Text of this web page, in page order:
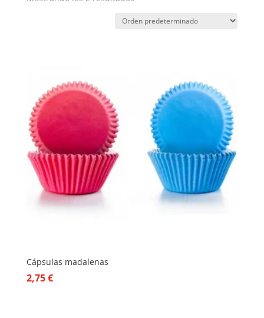
Cápsulas madalenas
2,75€